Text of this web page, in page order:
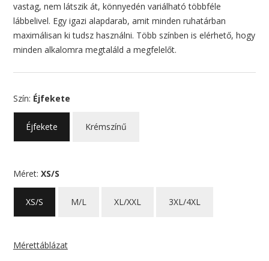
vastag, nem látszik át, könnyedén variálható többféle
lábbelivel. Egy igazi alapdarab, amit minden ruhatárban
maximálisan ki tudsz használni. Több színben is elérhető, hogy
minden alkalomra megtaláld a megfelelőt.
Szín: Éjfekete
Éjfekete Krémszínű
Méret: XS/S
XS/S M/L XL/XXL 3XL/4XL
Mérettáblázat